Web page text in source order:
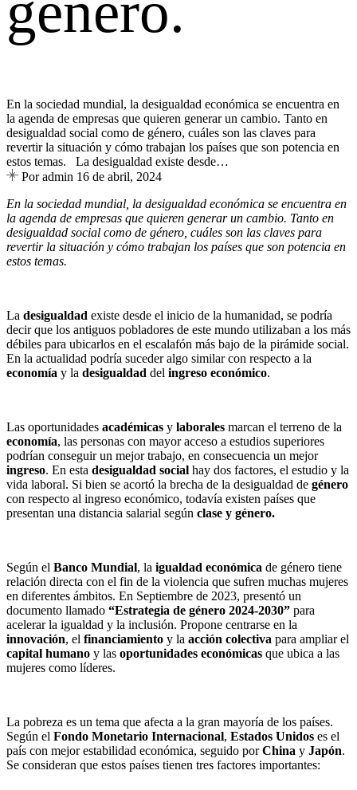
En la sociedad mundial, la desigualdad económica se encuentra en
la agenda de empresas que quieren generar un cambio. Tanto en
desigualdad social como de género, cuáles son las claves para
revertir la situación y cómo trabajan los países que son potencia en
estos temas. La desigualdad existe desde…
Por admin 16 de abril, 2024
En la sociedad mundial, la desigualdad económica se encuentra en
la agenda de empresas que quieren generar un cambio. Tanto en
desigualdad social como de género, cuáles son las claves para
revertir la situación y cómo trabajan los países que son potencia en
estos temas.
La desigualdad existe desde el inicio de la humanidad, se podría
decir que los antiguos pobladores de este mundo utilizaban a los más
débiles para ubicarlos en el escalafón más bajo de la pirámide social.
En la actualidad podría suceder algo similar con respecto a la
economía y la desigualdad del ingreso económico.
Las oportunidades académicas y laborales marcan el terreno de la
economía, las personas con mayor acceso a estudios superiores
podrían conseguir un mejor trabajo, en consecuencia un mejor
ingreso. En esta desigualdad social hay dos factores, el estudio y la
vida laboral. Si bien se acortó la brecha de la desigualdad de género
con respecto al ingreso económico, todavía existen países que
presentan una distancia salarial según clase y género.
Según el Banco Mundial, la igualdad económica de género tiene
relación directa con el fin de la violencia que sufren muchas mujeres
en diferentes ámbitos. En Septiembre de 2023, presentó un
documento llamado “Estrategia de género 2024-2030” para
acelerar la igualdad y la inclusión. Propone centrarse en la
innovación, el financiamiento y la acción colectiva para ampliar el
capital humano y las oportunidades económicas que ubica a las
mujeres como líderes.
La pobreza es un tema que afecta a la gran mayoría de los países.
Según el Fondo Monetario Internacional, Estados Unidos es el
país con mejor estabilidad económica, seguido porChina y Japón.
Se consideran que estos países tienen tres factores importantes: